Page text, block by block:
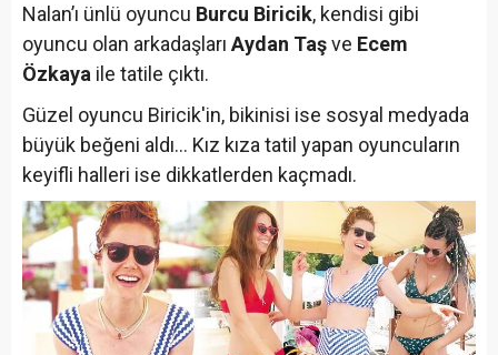
Nalan’ı ünlü oyuncu Burcu Biricik, kendisi gibi
oyuncu olan arkadaşları Aydan Taşve Ecem
Özkaya ile tatile çıktı.
Güzel oyuncu Biricik'in, bikinisi ise sosyal medyada
büyük beğeni aldı... Kız kıza tatil yapan oyuncuların
keyifli halleri ise dikkatlerden kaçmadı.